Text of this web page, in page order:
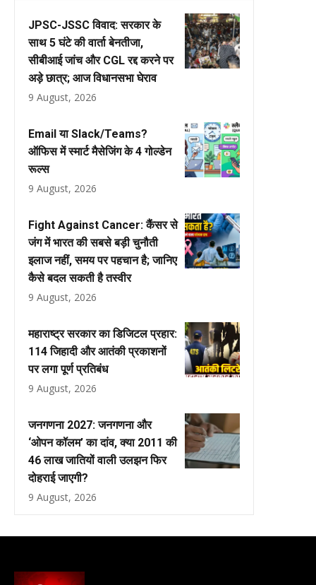
JPSC-JSSC विवाद: सरकार के
साथ 5 घंटे की वार्ता बेनतीजा,
सीबीआई जांच और CGL रद्द करने पर
अड़े छात्र; आज विधानसभा घेराव
9 August, 2026
Email या Slack/Teams?
ऑफिस में स्मार्ट मैसेजिंग के 4 गोल्डेन
रूल्स
9 August, 2026
Fight Against Cancer: कैंसर से
जंग में भारत की सबसे बड़ी चुनौती
इलाज नहीं, समय पर पहचान है; जानिए
कैसे बदल सकती है तस्वीर
9 August, 2026
महाराष्ट्र सरकार का डिजिटल प्रहार:
114 जिहादी और आतंकी प्रकाशनों
पर लगा पूर्ण प्रतिबंध
9 August, 2026
जनगणना 2027: जनगणना और
‘ओपन कॉलम’ का दांव, क्या 2011 की
46 लाख जातियों वाली उलझन फिर
दोहराई जाएगी?
9 August, 2026